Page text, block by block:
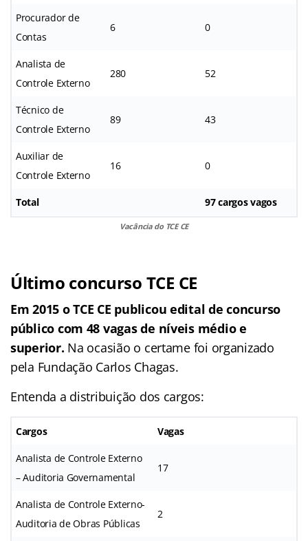
Procurador de
Contas
6 0
Analista de
Controle Externo
280 52
Técnico de
Controle Externo
89 43
Auxiliar de
Controle Externo
16 0
Total 97 cargos vagos
Vacância do TCE CE
Último concurso TCE CE
Em 2015 o TCE CE publicou edital de concurso
público com 48 vagas de níveis médio e
superior. Na ocasião o certame foi organizado
pela Fundação Carlos Chagas.
Entenda a distribuição dos cargos:
Cargos Vagas
Analista de Controle Externo
– Auditoria Governamental
17
Analista de Controle Externo-
Auditoria de Obras Públicas
2